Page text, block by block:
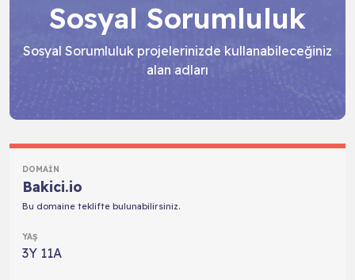
Sosyal Sorumluluk
Sosyal Sorumluluk projelerinizde kullanabileceğiniz
alan adları
Bakici.io
Bu domaine teklifte bulunabilirsiniz.
3Y 11A